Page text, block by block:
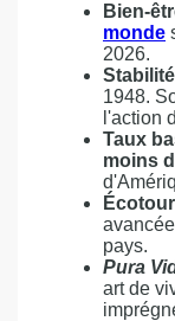
Bien-
monde
2026.
1948.
l'action
Taux
moins
pays.
Pura
art de